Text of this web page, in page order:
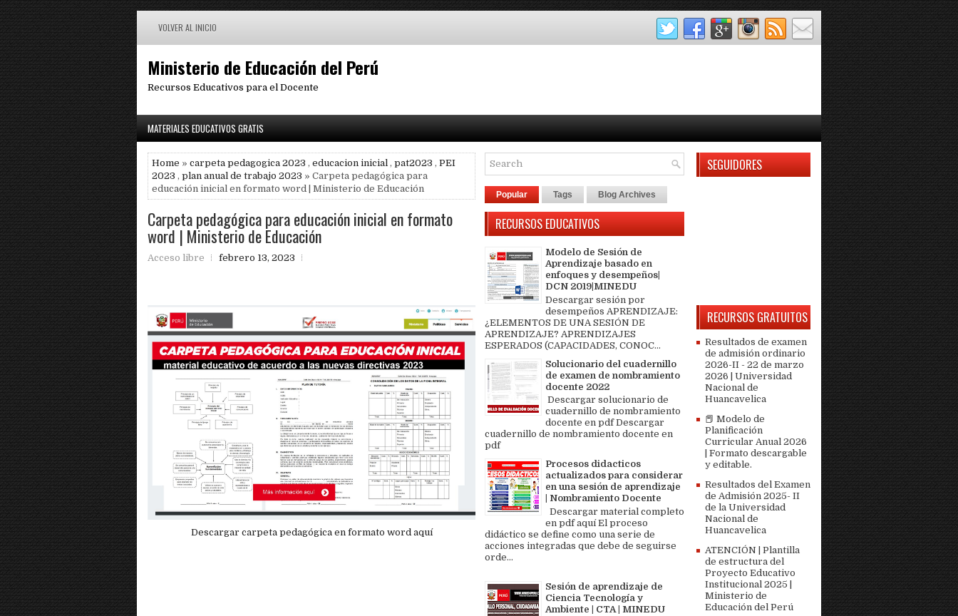
VOLVER AL INICIO
Ministerio de Educación del Perú
Recursos Educativos para el Docente
MATERIALES EDUCATIVOS GRATIS
Home » carpeta pedagogica 2023 , educacion inicial , pat2023 , PEI
2023 , plan anual de trabajo 2023 » Carpeta pedagógica para
educación inicial en formato word | Ministerio de Educación
Carpeta pedagógica para educación inicial en formato
word | Ministerio de Educación
Acceso libre febrero 13, 2023
Descargar carpeta pedagógica en formato word aquí
Popular Tags Blog Archives
RECURSOS EDUCATIVOS
Modelo de Sesión de
Aprendizaje basado en
enfoques y desempeños|
DCN 2019|MINEDU
Descargar sesión por
desempeños APRENDIZAJE:
¿ELEMENTOS DE UNA SESIÓN DE
APRENDIZAJE? APRENDIZAJES
ESPERADOS (CAPACIDADES, CONOC...
Solucionario del cuadernillo
de examen de nombramiento
docente 2022
Descargar solucionario de
cuadernillo de nombramiento
docente en pdf Descargar
cuadernillo de nombramiento docente en
pdf
Procesos didacticos
actualizados para considerar
en una sesión de aprendizaje
| Nombramiento Docente
Descargar material completo
en pdf aquí El proceso
didáctico se define como una serie de
acciones integradas que debe de seguirse
orde...
Sesión de aprendizaje de
Ciencia Tecnología y
Ambiente | CTA | MINEDU
SEGUIDORES
RECURSOS GRATUITOS
Resultados de examen
de admisión ordinario
2026-II - 22 de marzo
2026 | Universidad
Nacional de
Huancavelica
📕 Modelo de
Planificación
Curricular Anual 2026
| Formato descargable
y editable.
Resultados del Examen
de Admisión 2025- II
de la Universidad
Nacional de
Huancavelica
ATENCIÓN | Plantilla
de estructura del
Proyecto Educativo
Institucional 2025 |
Ministerio de
Educación del Perú